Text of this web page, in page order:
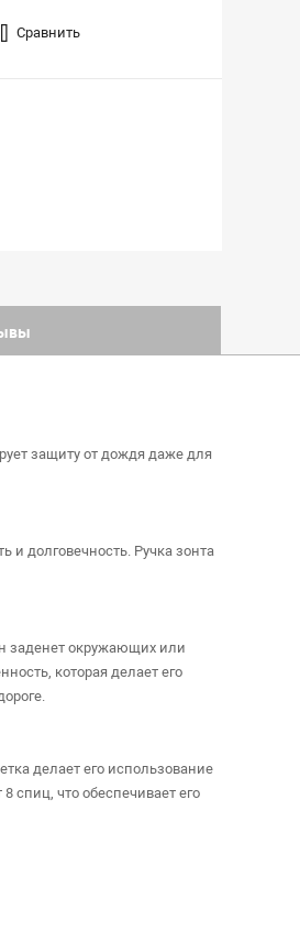
Сравнить
защиту от дождя даже для
и долговечность. Ручка зонта
заденет окружающих или
которая делает его
делает его использование
спиц, что обеспечивает его